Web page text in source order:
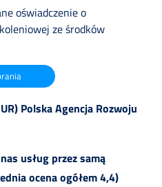
oświadczenie o
ze środków
Polska Agencja Rozwoju
usług przez samą
ocena ogółem 4,4)